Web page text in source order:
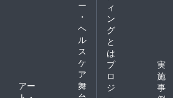
ー
・
ヘ
ル
ス
ケ
ア
アー
舞
ィ
ン
グ
と
は
プ
ロ
ジ
実
施
事